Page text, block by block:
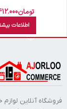
تومان
اطلاعات
فروشگاه آنلاین